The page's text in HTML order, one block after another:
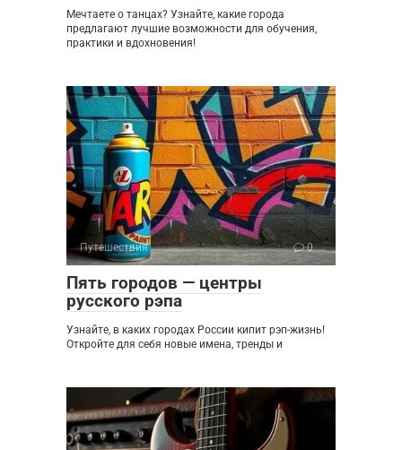
Мечтаете о танцах? Узнайте, какие города
предлагают лучшие возможности для обучения,
практики и вдохновения!
Путешествия 0
Пять городов — центры
русского рэпа
Узнайте, в каких городах России кипит рэп-жизнь!
Откройте для себя новые имена, тренды и